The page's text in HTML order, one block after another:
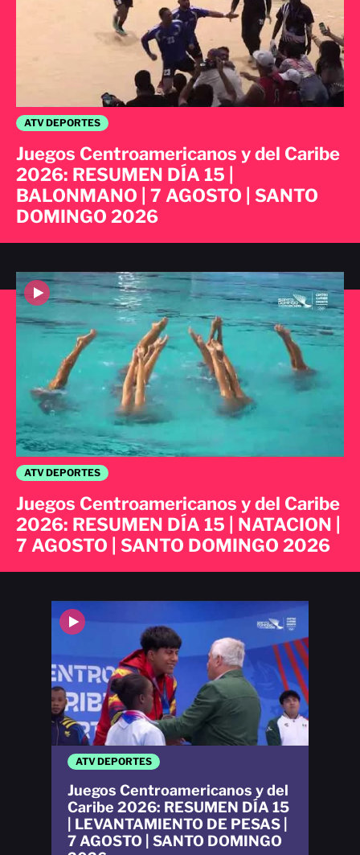
ATV DEPORTES
Juegos Centroamericanos y del Caribe
2026: RESUMEN DÍA 15 | NATACION |
7 AGOSTO | SANTO DOMINGO 2026
ATV DEPORTES
Juegos Centroamericanos y del Caribe
2026: RESUMEN DÍA 15 |
BALONMANO | 7 AGOSTO | SANTO
DOMINGO 2026
ATV DEPORTES
Juegos Centroamericanos y del
Caribe 2026: RESUMEN DÍA 15
| LEVANTAMIENTO DE PESAS |
7 AGOSTO | SANTO DOMINGO